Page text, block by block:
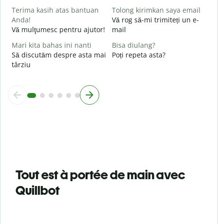
Terima kasih atas bantuan
Anda!
Vă mulţumesc pentru ajutor!
Tolong kirimkan saya email
Vă rog să-mi trimiteți un e-
mail
Mari kita bahas ini nanti
Să discutăm despre asta mai
târziu
Bisa diulang?
Poți repeta asta?
Tout est à portée de main avec
Quillbot